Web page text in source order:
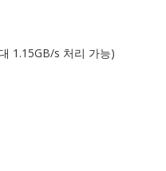
1.15GB/s 처리 가능)